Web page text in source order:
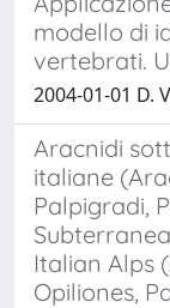
modello di
vertebrati.
2004-01-01 D.
Aracnidi
italiane
Palpigradi,
Italian Alps
Opiliones,